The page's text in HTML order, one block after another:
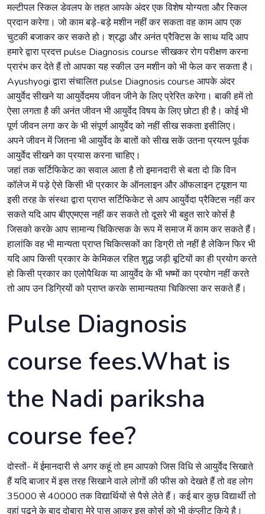
मल्टीपल स्किल डेवलप के तहत आपके अंदर एक विशेष योग्यता और स्किल
प्रदान करेगा। जो काम बड़े-बड़े मशीन नहीं कर सकता वह काम आप एक
चुटकी बजाकर कर सकते हो। श्रद्धा और अनंत प्रैक्टिस के साथ यदि आप
हमारे द्वारा प्रदत्त pulse Diagnosis course सीखकर रोग परीक्षण करना
प्रारंभ कर देते हैं तो आपका यह स्कील उन मशीन को भी फेल कर सकता है।
Ayushyogi द्वारा संचालित pulse Diagnosis course आपके अंदर
आयुर्वेद सीखने या आयुर्वेदमय जीवन जीने के लिए प्रेरित करेगा। बाकी हमें तो
ऐसा लगता है की अनंत जीवन भी आयुर्वेद विषय के लिए छोटा ही है। कोई भी
पूर्ण जीवन लगा कर के भी संपूर्ण आयुर्वेद को नहीं सीख सकता इसीलिए।
अपने जीवन में जितना भी आयुर्वेद के बातों को सीख सकें उतना प्रयत्न पूर्वक
आयुर्वेद सीखने का प्रयास करना चाहिए।
जहां तक सर्टिफिकेट का सवाल आता है तो इमानदारी से बता दो कि विन
कॉलेज में पड़े ऐसे किसी भी प्रकार के ऑनलाइन और ऑफलाइन ट्यूशन या
इसी तरह के संस्था द्वारा प्राप्त सर्टिफिकेट से आप आयुर्वेदा प्रैक्टिस नहीं कर
सकते यदि आप बीएएमएस नहीं कर सकते तो दूसरे भी बहुत सारे कोर्स है
जिसको करके आप सामान्य चिकित्सक के रूप में समाज में काम कर सकते हैं।
हालांकि वह भी मान्यता प्राप्त चिकित्सकों का डिग्री तो नहीं है लेकिन फिर भी
यदि आप किसी प्रकार के केमिकल रहित शुद्ध जड़ी बूटियों का ही प्रयोग करते
हो किसी प्रकार का एलोपैथिक या आयुर्वेद के भी भष्मों का प्रयोग नहीं करते
तो आप उन डिग्रियों को प्राप्त करके सामान्यतया चिकित्सा कर सकते हैं।
Pulse Diagnosis
course fees.What is
the Nadi pariksha
course fee?
दोस्तों- में ईमानदारी से अगर कहूं तो हम आपको जिस विधि से आयुर्वेद सिखाते
हैं यदि बाजार में इस तरह सिखाने वाले लोगों की फीस को देखते हैं तो वह लोग
35000 से 40000 तक विद्यार्थियों से पैसे लेते हैं। कई बार कुछ विद्यार्थी तो
वहां पढ़ने के बाद दोबारा मेरे पास आकर इस कोर्स को भी कंप्लीट किये है।